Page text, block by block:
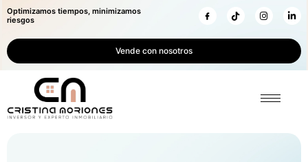
Optimizamos tiempos, minimizamos
riesgos
Vende con nosotros